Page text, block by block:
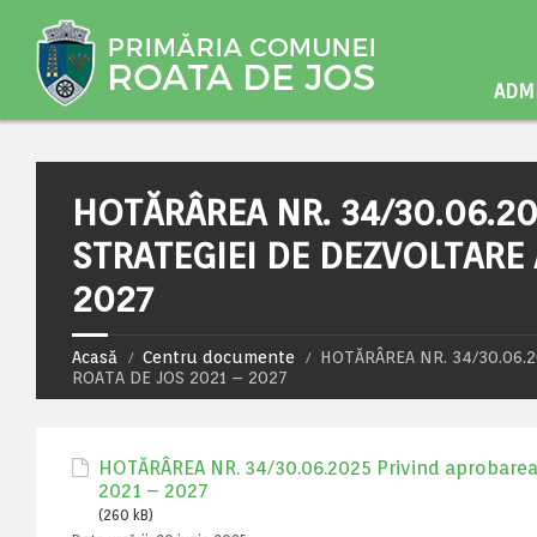
HOTĂRÂREA NR. 34/
STRATEGIEI DE
2027
Acasă Centru documente
HOTĂRÂREA NR. 34/
ROATA DE JOS 2021 – 2027
HOTĂRÂREA NR. 34/30.06.2025 Privind aprobarea
2021 – 2027
(260 kB)